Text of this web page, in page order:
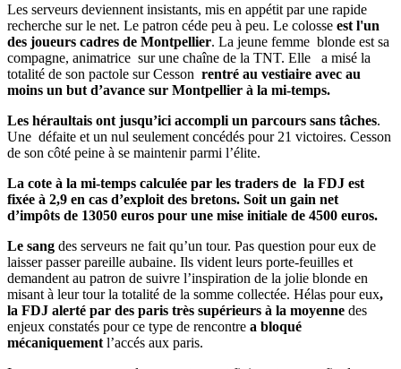
Les serveurs deviennent insistants, mis en appétit par une rapide
recherche sur le net. Le patron céde peu à peu. Le colosse est l'un
des joueurs cadres de Montpellier. La jeune femme blonde est sa
compagne, animatrice sur une chaîne de la TNT. Elle a misé la
totalité de son pactole sur Cesson rentré au vestiaire avec au
moins un but d’avance sur Montpellier à la mi-temps.
Les héraultais ont jusqu’ici accompli un parcours sans tâches.
Une défaite et un nul seulement concédés pour 21 victoires. Cesson
de son côté peine à se maintenir parmi l’élite.
La cote à la mi-temps calculée par les traders de la FDJ est
fixée à 2,9 en cas d’exploit des bretons. Soit un gain net
d’impôts de 13050 euros pour une mise initiale de 4500 euros.
Le sang des serveurs ne fait qu’un tour. Pas question pour eux de
laisser passer pareille aubaine. Ils vident leurs porte-feuilles et
demandent au patron de suivre l’inspiration de la jolie blonde en
misant à leur tour la totalité de la somme collectée. Hélas pour eux,
la FDJ alerté par des paris très supérieurs à la moyenne des
enjeux constatés pour ce type de rencontre a bloqué
mécaniquement l’accés aux paris.